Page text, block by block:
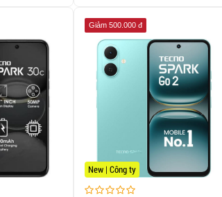
New | Công ty
Giảm 500.000 đ